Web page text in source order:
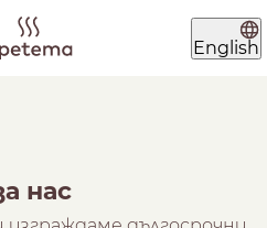
English
нас